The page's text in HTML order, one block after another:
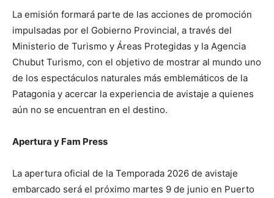
La emisión formará parte de las acciones de promoción
impulsadas por el Gobierno Provincial, a través del
Ministerio de Turismo y Áreas Protegidas y la Agencia
Chubut Turismo, con el objetivo de mostrar al mundo uno
de los espectáculos naturales más emblemáticos de la
Patagonia y acercar la experiencia de avistaje a quienes
aún no se encuentran en el destino.
Apertura y Fam Press
La apertura oficial de la Temporada 2026 de avistaje
embarcado será el próximo martes 9 de junio en Puerto